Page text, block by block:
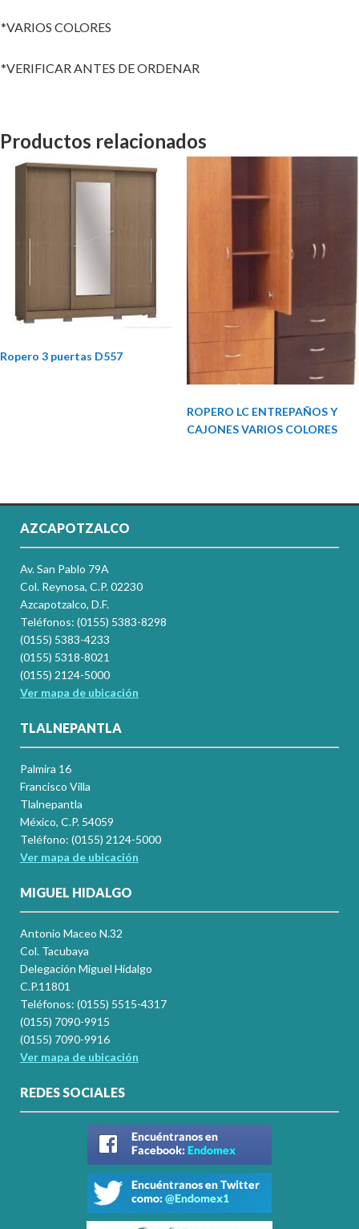
*VARIOS COLORES
*VERIFICAR ANTES DE ORDENAR
Productos relacionados
Ropero 3 puertas D557
ROPERO LC ENTREPAÑOS Y
CAJONES VARIOS COLORES
AZCAPOTZALCO
Av. San Pablo 79A
Col. Reynosa, C.P. 02230
Azcapotzalco, D.F.
Teléfonos: (0155) 5383-8298
(0155) 5383-4233
(0155) 5318-8021
(0155) 2124-5000
Ver mapa de ubicación
TLALNEPANTLA
Palmira 16
Francisco Villa
Tlalnepantla
México, C.P. 54059
Teléfono: (0155) 2124-5000
Ver mapa de ubicación
MIGUEL HIDALGO
Antonio Maceo N.32
Col. Tacubaya
Delegación Miguel Hidalgo
C.P.11801
Teléfonos: (0155) 5515-4317
(0155) 7090-9915
(0155) 7090-9916
Ver mapa de ubicación
REDES SOCIALES